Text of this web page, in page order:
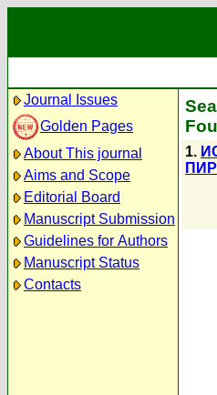
Journal Issues
Golden Pages
About This journal
Aims and Scope
Editorial Board
Manuscript Submission
Guidelines for Authors
Manuscript Status
Contacts
1.